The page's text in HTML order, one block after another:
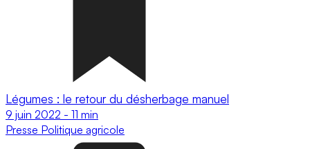
Légumes : le retour du désherbage manuel
9 juin 2022 - 11 min
Presse Politique agricole